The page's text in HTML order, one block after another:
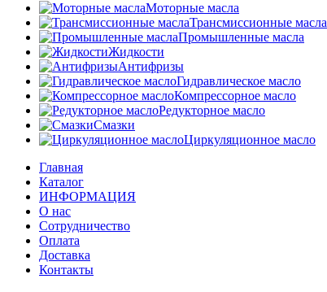
Моторные масла
Трансмиссионные масла
Промышленные масла
Жидкости
Антифризы
Гидравлическое масло
Компрессорное масло
Редукторное масло
Смазки
Циркуляционное масло
Главная
Каталог
ИНФОРМАЦИЯ
О нас
Сотрудничество
Оплата
Доставка
Контакты